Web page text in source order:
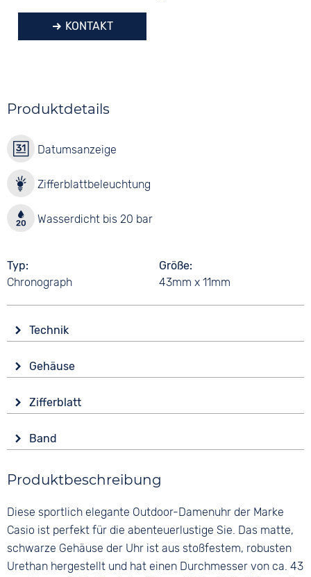
KONTAKT
Produktdetails
Datumsanzeige
Zifferblattbeleuchtung
Wasserdicht bis 20 bar
Typ
Chronograph
Größe
43mm x 11mm
Technik
Batterie (Quarz)
Funktionen
Alarm
Datumsanzeige
LAP Memory
Stoppuhr
Wochentagsanzeige
Zeitzonen / Weltzeit
Zifferblattbeleuchtung
Gehäuse
Mineralglas
Form
Tonneau/Oval
Material
Farbe
Schwarz
Zifferblatt
Ana-Digital
Roségold
Ziffern
Keine
Band
Schwarz
Material
Kunststoff
Bandschließe
Faltschließe
Produktbeschreibung
Diese sportlich elegante Outdoor-Damenuhr der Marke
Casio ist perfekt für die abenteuerlustige Sie. Das matte,
schwarze Gehäuse der Uhr ist aus stoßfestem, robusten
Urethan hergestellt und hat einen Durchmesser von ca. 43